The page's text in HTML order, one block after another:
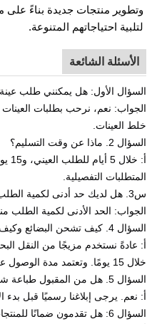
وتطوير منتجات جديدة بناءً على
لتلبية احتياجاتهم المتنوعة.
الأسئلة الشائعة
السؤال الأول: هل يمكنني طلب
الجواب: نعم، نرحب بطلبات العينات
خلط العينات.
السؤال 2. ماذا عن وقت التسليم؟
أ:
المتطلبات التفصيلية.
س3. هل لديك حد أدنى لكمية الطلب (MOQ)؟
الجواب: الحد الأدنى لكمية الطلب منخفض، متاح 1
السؤال 4. كيف تشحن البضائع وكيف تستغرق للوصول؟
أ: عادةً نستخدم مزيجًا من النقل
خلال 15 يومًا. وتعتمد مدة الوصول على شركة الخدمات اللوجستية.
السؤال 5. هل من المقبول طباعة شعاري على المنتج؟
أ: نعم. يرجى إبلاغنا رسميًا قبل بدء
السؤال 6: هل تقدمون ضمانًا للمنتجات؟